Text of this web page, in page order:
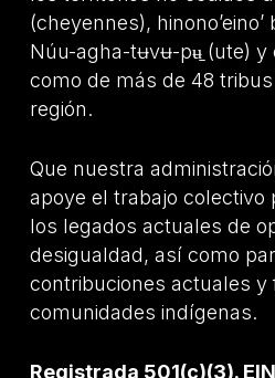
(cheyennes), hinono’eino’
Núu-agha-tʉvʉ-pʉ̱ (ute) y
como de más de 48
región.
Que nuestra
apoye el trabajo colectivo
los legados actuales de
desigualdad, así como
contribuciones actuales y
comunidades indígenas.
Registrada 501(c)(3).